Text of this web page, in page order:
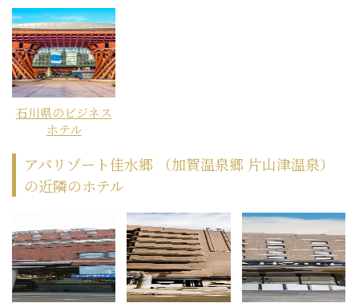
石川県のビジネス
ホテル
アパリゾート佳水郷 （加賀温泉郷 片山津温泉）
の近隣のホテル